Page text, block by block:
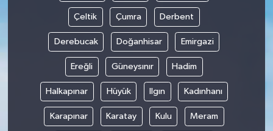
Çeltik Çumra Derbent
Derebucak Doğanhisar Emirgazi
Ereğli Güneysınır Hadim
Halkapınar Hüyük Ilgın Kadınhanı
Karapınar Karatay Kulu Meram